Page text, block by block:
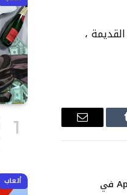
،
البريد
لعبتا Star Wars Outlaws و Apex Legends في ألعاب